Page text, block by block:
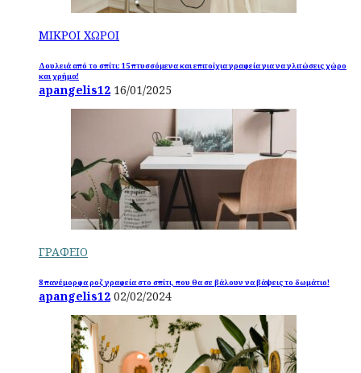
ΜΙΚΡΟΙ ΧΩΡΟΙ
Δουλειά από το σπίτι: 15 πτυσσόμενα και επιτοίχια γραφεία για να γλιτώσεις χώρο
και χρήμα!
apangelis12 16/01/2025
ΓΡΑΦΕΙΟ
8 πανέμορφα ροζ γραφεία στο σπίτι, που θα σε βάλουν να βάψεις το δωμάτιο!
apangelis12 02/02/2024